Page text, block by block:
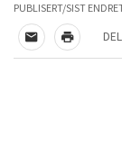
PUBLISERT/SIST
TIPS EN VENN
SKRIV UT